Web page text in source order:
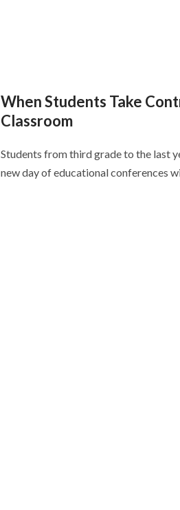
When Students Take
Classroom
Students from third grade to the last
new day of educational conferences